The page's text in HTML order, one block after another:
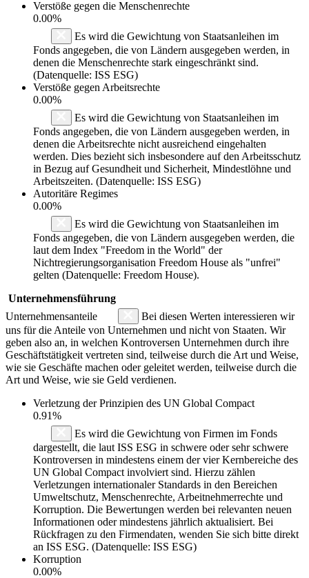
Verstöße gegen die Menschenrechte
0.00%
Es wird die Gewichtung von Staatsanleihen im
Fonds angegeben, die von Ländern ausgegeben werden, in
denen die Menschenrechte stark eingeschränkt sind.
(Datenquelle: ISS ESG)
Verstöße gegen Arbeitsrechte
0.00%
Es wird die Gewichtung von Staatsanleihen im
Fonds angegeben, die von Ländern ausgegeben werden, in
denen die Arbeitsrechte nicht ausreichend eingehalten
werden. Dies bezieht sich insbesondere auf den Arbeitsschutz
in Bezug auf Gesundheit und Sicherheit, Mindestlöhne und
Arbeitszeiten. (Datenquelle: ISS ESG)
Autoritäre Regimes
0.00%
Es wird die Gewichtung von Staatsanleihen im
Fonds angegeben, die von Ländern ausgegeben werden, die
laut dem Index "Freedom in the World" der
Nichtregierungsorganisation Freedom House als "unfrei"
gelten (Datenquelle: Freedom House).
Unternehmensführung
Unternehmensanteile
Bei diesen Werten interessieren wir
uns für die Anteile von Unternehmen und nicht von Staaten. Wir
geben also an, in welchen Kontroversen Unternehmen durch ihre
Geschäftstätigkeit vertreten sind, teilweise durch die Art und Weise,
wie sie Geschäfte machen oder geleitet werden, teilweise durch die
Art und Weise, wie sie Geld verdienen.
Verletzung der Prinzipien des UN Global Compact
0.91%
Es wird die Gewichtung von Firmen im Fonds
dargestellt, die laut ISS ESG in schwere oder sehr schwere
Kontroversen in mindestens einem der vier Kernbereiche des
UN Global Compact involviert sind. Hierzu zählen
Verletzungen internationaler Standards in den Bereichen
Umweltschutz, Menschenrechte, Arbeitnehmerrechte und
Korruption. Die Bewertungen werden bei relevanten neuen
Informationen oder mindestens jährlich aktualisiert. Bei
Rückfragen zu den Firmendaten, wenden Sie sich bitte direkt
an ISS ESG. (Datenquelle: ISS ESG)
Korruption
0.00%